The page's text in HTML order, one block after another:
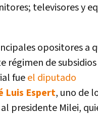
televisores y
opositores a
régimen de subsidios
fueel diputado
Luis Espert, uno de
presidente Milei,